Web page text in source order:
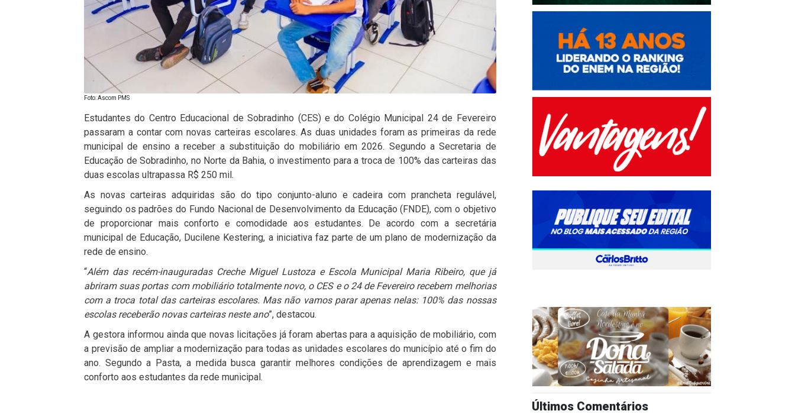
Foto: Ascom PMS
Estudantes do Centro Educacional de Sobradinho (CES) e do Colégio Municipal 24 de Fevereiro
passaram a contar com novas carteiras escolares. As duas unidades foram as primeiras da rede
municipal de ensino a receber a substituição do mobiliário em 2026. Segundo a Secretaria de
Educação de Sobradinho, no Norte da Bahia, o investimento para a troca de 100% das carteiras das
duas escolas ultrapassa R$ 250 mil.
As novas carteiras adquiridas são do tipo conjunto-aluno e cadeira com prancheta regulável,
seguindo os padrões do Fundo Nacional de Desenvolvimento da Educação (FNDE), com o objetivo
de proporcionar mais conforto e comodidade aos estudantes. De acordo com a secretária
municipal de Educação, Ducilene Kestering, a iniciativa faz parte de um plano de modernização da
rede de ensino.
“Além das recém-inauguradas Creche Miguel Lustoza e Escola Municipal Maria Ribeiro, que já
abriram suas portas com mobiliário totalmente novo, o CES e o 24 de Fevereiro recebem melhorias
com a troca total das carteiras escolares. Mas não vamos parar apenas nelas: 100% das nossas
escolas receberão novas carteiras neste ano”, destacou.
A gestora informou ainda que novas licitações já foram abertas para a aquisição de mobiliário, com
a previsão de ampliar a modernização para todas as unidades escolares do município até o fim do
ano. Segundo a Pasta, a medida busca garantir melhores condições de aprendizagem e mais
conforto aos estudantes da rede municipal.
Últimos Comentários